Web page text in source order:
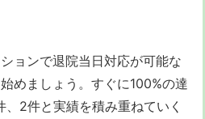
ョンで退院当日対応が可能な
めましょう。すぐに100%の達
2件と実績を積み重ねていく